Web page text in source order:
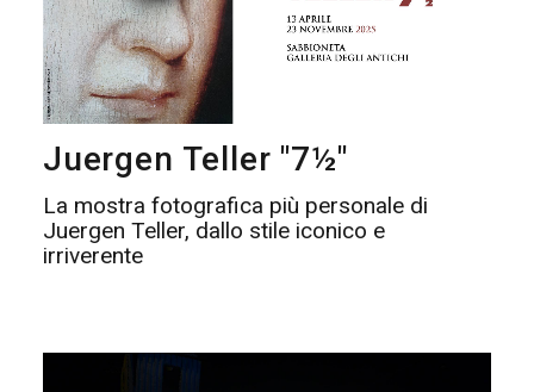
Juergen Teller "7½"
La mostra fotografica più personale di
Juergen Teller, dallo stile iconico e
irriverente